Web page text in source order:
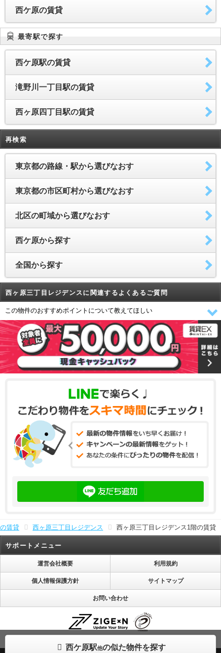
西ケ原の賃貸
最寄駅で探す
西ケ原駅の賃貸
滝野川一丁目駅の賃貸
西ヶ原四丁目駅の賃貸
再検索
東京都の路線・駅から選びなおす
東京都の市区町村から選びなおす
北区の町域から選びなおす
西ケ原から探す
全国から探す
西ヶ原三丁目レジデンスに関連するよくあるご質問
この物件のおすすめポイントについて教えてほしい
西ケ原駅他の似た物件を探す
賃貸 西ヶ原三丁目レジデンス 西ヶ原三丁目レジデンス1階の賃貸
サポートメニュー
運営会社概要 利用規約
個人情報保護方針 サイトマップ
お問い合わせ